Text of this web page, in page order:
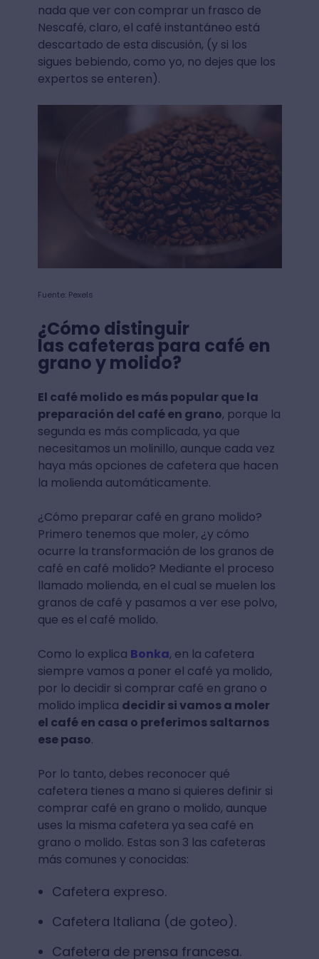
nada que ver con comprar un frasco de
Nescafé, claro, el café instantáneo está
descartado de esta discusión, (y si los
sigues bebiendo, como yo, no dejes que los
expertos se enteren).
Fuente: Pexels
¿Cómo distinguir
las cafeteras para café en
grano y molido?
El café molido es más popular que la
preparación del café en grano, porque la
segunda es más complicada, ya que
necesitamos un molinillo, aunque cada vez
haya más opciones de cafetera que hacen
la molienda automáticamente.
¿Cómo preparar café en grano molido?
Primero tenemos que moler, ¿y cómo
ocurre la transformación de los granos de
café en café molido? Mediante el proceso
llamado molienda, en el cual se muelen los
granos de café y pasamos a ver ese polvo,
que es el café molido.
Como lo explica Bonka, en la cafetera
siempre vamos a poner el café ya molido,
por lo decidir si comprar café en grano o
molido implica decidir si vamos a moler
el café en casa o preferimos saltarnos
ese paso.
Por lo tanto, debes reconocer qué
cafetera tienes a mano si quieres definir si
comprar café en grano o molido, aunque
uses la misma cafetera ya sea café en
grano o molido. Estas son 3 las cafeteras
más comunes y conocidas:
Cafetera expreso.
Cafetera Italiana (de goteo).
Cafetera de prensa francesa.